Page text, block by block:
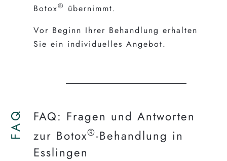
Botox® übernimmt.
Vor Beginn Ihrer Behandlung erhalten
Sie ein individuelles Angebot.
FAQ
FAQ: Fragen und Antworten
zur Botox®-Behandlung in
Esslingen